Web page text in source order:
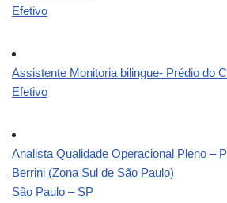
Efetivo
Assistente Monitoria bilingue- Prédio do
Efetivo
Analista Qualidade Operacional Pleno –
Berrini (Zona Sul de São Paulo)
São Paulo – SP